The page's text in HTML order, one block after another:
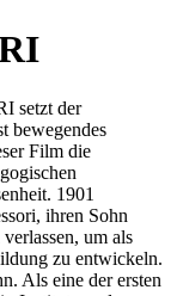
setzt der
bewegendes
Film die
1901
ihren Sohn
um als
zu entwickeln.
Als eine der ersten